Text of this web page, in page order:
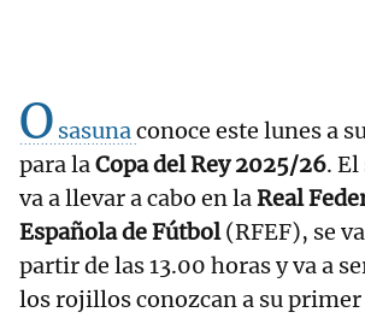
O sasunaconoce este lunes a
para laCopa del Rey 2025/26.
va a llevar a cabo en laReal
Española de Fútbol(RFEF), se
partir de las 13.00 horas y va a
los rojillos conozcan a su